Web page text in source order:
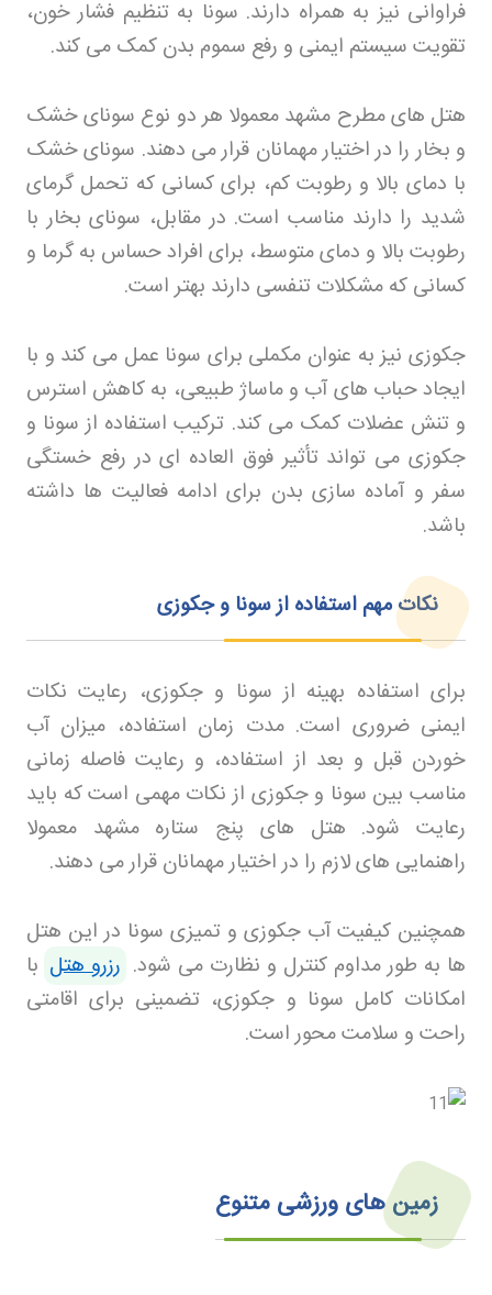
فراوانی نیز به همراه دارند. سونا به تنظیم فشار خون،
تقویت سیستم ایمنی و رفع سموم بدن کمک می کند.
هتل های مطرح مشهد معمولا هر دو نوع سونای خشک
و بخار را در اختیار مهمانان قرار می دهند. سونای خشک
با دمای بالا و رطوبت کم، برای کسانی که تحمل گرمای
شدید را دارند مناسب است. در مقابل، سونای بخار با
رطوبت بالا و دمای متوسط، برای افراد حساس به گرما و
کسانی که مشکلات تنفسی دارند بهتر است.
جکوزی نیز به عنوان مکملی برای سونا عمل می کند و با
ایجاد حباب های آب و ماساژ طبیعی، به کاهش استرس
و تنش عضلات کمک می کند. ترکیب استفاده از سونا و
جکوزی می تواند تأثیر فوق العاده ای در رفع خستگی
سفر و آماده سازی بدن برای ادامه فعالیت ها داشته
باشد.
نکات مهم استفاده از سونا و جکوزی
برای استفاده بهینه از سونا و جکوزی، رعایت نکات
ایمنی ضروری است. مدت زمان استفاده، میزان آب
خوردن قبل و بعد از استفاده، و رعایت فاصله زمانی
مناسب بین سونا و جکوزی از نکات مهمی است که باید
رعایت شود. هتل های پنج ستاره مشهد معمولا
راهنمایی های لازم را در اختیار مهمانان قرار می دهند.
همچنین کیفیت آب جکوزی و تمیزی سونا در این هتل
ها به طور مداوم کنترل و نظارت می شود. رزرو هتل با
امکانات کامل سونا و جکوزی، تضمینی برای اقامتی
راحت و سلامت محور است.
زمین های ورزشی متنوع